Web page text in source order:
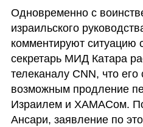
Одновременно с
израильского
комментируют ситуацию
секретарь МИД Катара
телеканалу CNN, что его
возможным продление
Израилем и ХАМАСом.
Ансари, заявление по